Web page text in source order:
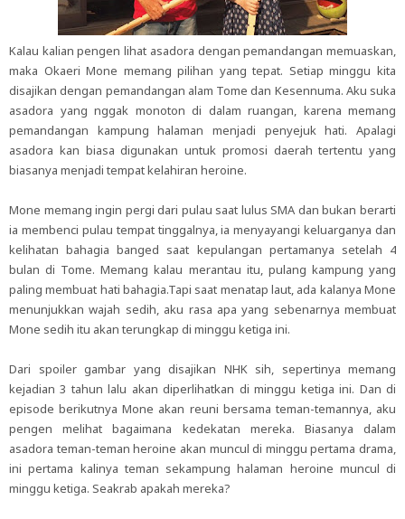
Kalau kalian pengen lihat asadora dengan pemandangan memuaskan,
maka Okaeri Mone memang pilihan yang tepat. Setiap minggu kita
disajikan dengan pemandangan alam Tome dan Kesennuma. Aku suka
asadora yang nggak monoton di dalam ruangan, karena memang
pemandangan kampung halaman menjadi penyejuk hati. Apalagi
asadora kan biasa digunakan untuk promosi daerah tertentu yang
biasanya menjadi tempat kelahiran heroine.
Mone memang ingin pergi dari pulau saat lulus SMA dan bukan berarti
ia membenci pulau tempat tinggalnya, ia menyayangi keluarganya dan
kelihatan bahagia banged saat kepulangan pertamanya setelah 4
bulan di Tome. Memang kalau merantau itu, pulang kampung yang
paling membuat hati bahagia.Tapi saat menatap laut, ada kalanya Mone
menunjukkan wajah sedih, aku rasa apa yang sebenarnya membuat
Mone sedih itu akan terungkap di minggu ketiga ini.
Dari spoiler gambar yang disajikan NHK sih, sepertinya memang
kejadian 3 tahun lalu akan diperlihatkan di minggu ketiga ini. Dan di
episode berikutnya Mone akan reuni bersama teman-temannya, aku
pengen melihat bagaimana kedekatan mereka. Biasanya dalam
asadora teman-teman heroine akan muncul di minggu pertama drama,
ini pertama kalinya teman sekampung halaman heroine muncul di
minggu ketiga. Seakrab apakah mereka?